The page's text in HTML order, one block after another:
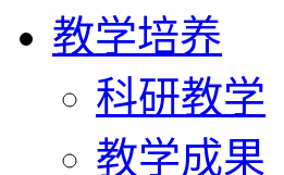
教学培养
科研教学
教学成果